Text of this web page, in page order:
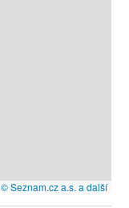
© Seznam.cz a.s. a další